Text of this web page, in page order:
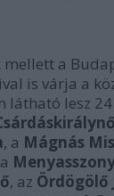
a
is várja a
látható lesz
, a Mágnás
, az Ördögölő